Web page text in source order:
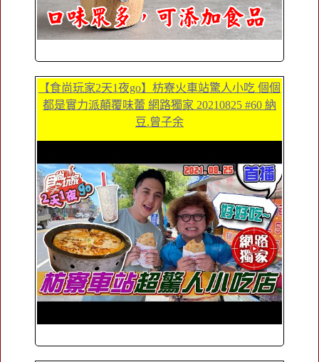
【食尚玩家2天1夜go】枋寮火車站驚人小吃 個個
都是實力派顛覆味蕾 網路獨家 20210825 #60 納
豆.曾子余